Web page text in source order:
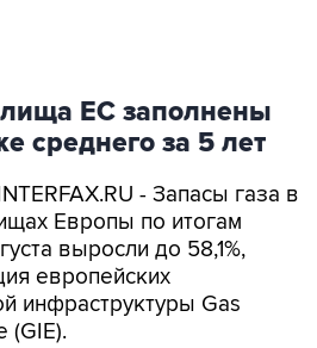
ЕС заполнены
среднего за 5 лет
- Запасы газа в
Европы по итогам
выросли до 58,1%,
европейских
инфраструктуры Gas
(GIE).